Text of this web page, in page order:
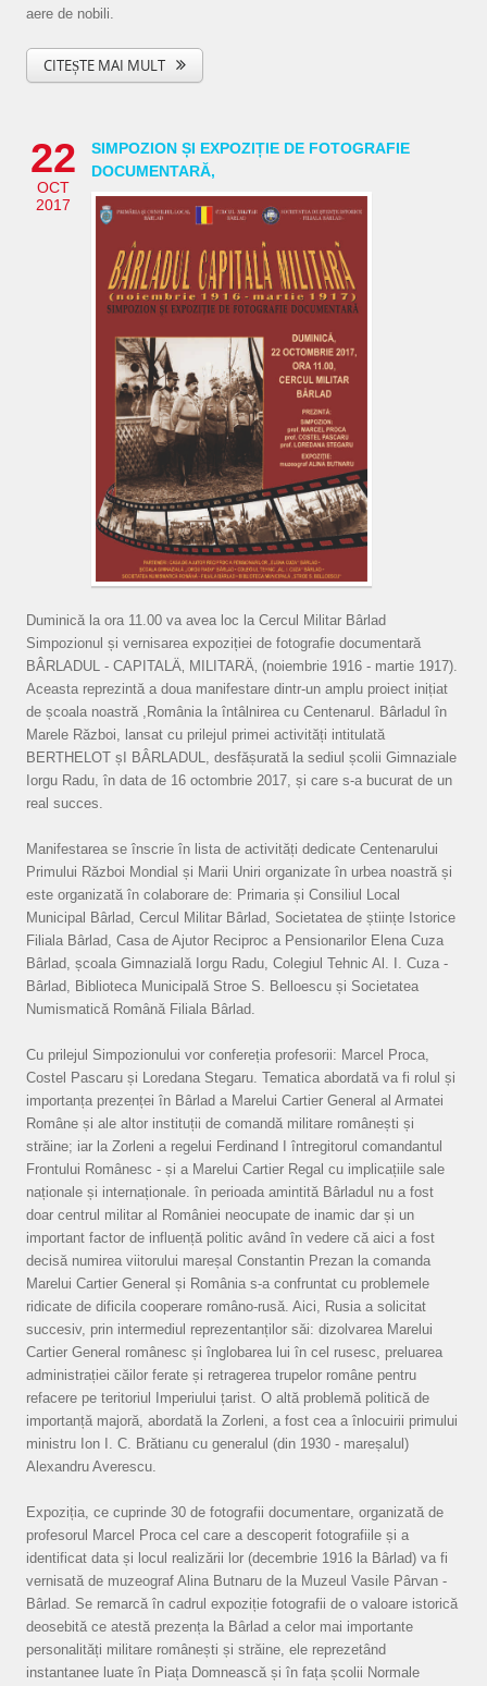
aere de nobili.
CITEȘTE MAI MULT
22
OCT
2017
SIMPOZION ȘI EXPOZIȚIE DE FOTOGRAFIE
DOCUMENTARĂ‚
Duminică la ora 11.00 va avea loc la Cercul Militar Bârlad
Simpozionul și vernisarea expoziției de fotografie documentară
BÂRLADUL - CAPITALÄ‚ MILITARÄ‚ (noiembrie 1916 - martie 1917).
Aceasta reprezintă a doua manifestare dintr-un amplu proiect inițiat
de școala noastră ,România la întâlnirea cu Centenarul. Bârladul în
Marele Război, lansat cu prilejul primei activități intitulată
BERTHELOT șI BÂRLADUL, desfășurată la sediul școlii Gimnaziale
Iorgu Radu, în data de 16 octombrie 2017, și care s-a bucurat de un
real succes.
Manifestarea se înscrie în lista de activități dedicate Centenarului
Primului Război Mondial și Marii Uniri organizate în urbea noastră și
este organizată în colaborare de: Primaria și Consiliul Local
Municipal Bârlad, Cercul Militar Bârlad, Societatea de științe Istorice
Filiala Bârlad, Casa de Ajutor Reciproc a Pensionarilor Elena Cuza
Bârlad, școala Gimnazială Iorgu Radu, Colegiul Tehnic Al. I. Cuza -
Bârlad, Biblioteca Municipală Stroe S. Belloescu și Societatea
Numismatică Română Filiala Bârlad.
Cu prilejul Simpozionului vor confereția profesorii: Marcel Proca,
Costel Pascaru și Loredana Stegaru. Tematica abordată va fi rolul și
importanța prezenței în Bârlad a Marelui Cartier General al Armatei
Române și ale altor instituții de comandă militare românești și
străine; iar la Zorleni a regelui Ferdinand I întregitorul comandantul
Frontului Românesc - și a Marelui Cartier Regal cu implicațiile sale
naționale și internaționale. în perioada amintită Bârladul nu a fost
doar centrul militar al României neocupate de inamic dar și un
important factor de influență politic având în vedere că aici a fost
decisă numirea viitorului mareșal Constantin Prezan la comanda
Marelui Cartier General și România s-a confruntat cu problemele
ridicate de dificila cooperare româno-rusă. Aici, Rusia a solicitat
succesiv, prin intermediul reprezentanților săi: dizolvarea Marelui
Cartier General românesc și înglobarea lui în cel rusesc, preluarea
administrației căilor ferate și retragerea trupelor române pentru
refacere pe teritoriul Imperiului țarist. O altă problemă politică de
importanță majoră, abordată la Zorleni, a fost cea a înlocuirii primului
ministru Ion I. C. Brătianu cu generalul (din 1930 - mareșalul)
Alexandru Averescu.
Expoziția, ce cuprinde 30 de fotografii documentare, organizată de
profesorul Marcel Proca cel care a descoperit fotografiile și a
identificat data și locul realizării lor (decembrie 1916 la Bârlad) va fi
vernisată de muzeograf Alina Butnaru de la Muzeul Vasile Pârvan -
Bârlad. Se remarcă în cadrul expoziție fotografii de o valoare istorică
deosebită ce atestă prezența la Bârlad a celor mai importante
personalități militare românești și străine, ele reprezetând
instantanee luate în Piața Domnească și în fața școlii Normale